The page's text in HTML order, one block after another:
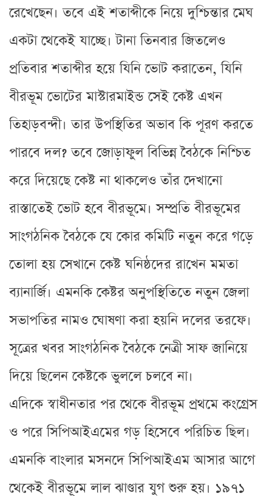
রেখেছেন। তবে এই শতাব্দীকে নিয়ে দুশ্চিন্তার মেঘ
একটা থেকেই যাচ্ছে। টানা তিনবার জিতলেও
প্রতিবার শতাব্দীর হয়ে যিনি ভোট করাতেন, যিনি
বীরভূম ভোটের মাস্টারমাইন্ড সেই কেষ্ট এখন
তিহাড়বন্দী। তার উপস্থিতির অভাব কি পূরণ করতে
পারবে দল? তবে জোড়াফুল বিভিন্ন বৈঠকে নিশ্চিত
করে দিয়েছে কেষ্ট না থাকলেও তাঁর দেখানো
রাস্তাতেই ভোট হবে বীরভূমে। সম্প্রতি বীরভূমের
সাংগঠনিক বৈঠকে যে কোর কমিটি নতুন করে গড়ে
তোলা হয় সেখানে কেষ্ট ঘনিষ্ঠদের রাখেন মমতা
ব্যানার্জি। এমনকি কেষ্টর অনুপস্থিতিতে নতুন জেলা
সভাপতির নামও ঘোষণা করা হয়নি দলের তরফে।
সূত্রের খবর সাংগঠনিক বৈঠকে নেত্রী সাফ জানিয়ে
দিয়ে ছিলেন কেষ্টকে ভুললে চলবে না।
এদিকে স্বাধীনতার পর থেকে বীরভূম প্রথমে কংগ্রেস
ও পরে সিপিআইএমের গড় হিসেবে পরিচিত ছিল।
এমনকি বাংলার মসনদে সিপিআইএম আসার আগে
থেকেই বীরভূমে লাল ঝাণ্ডার যুগ শুরু হয়। ১৯৭১